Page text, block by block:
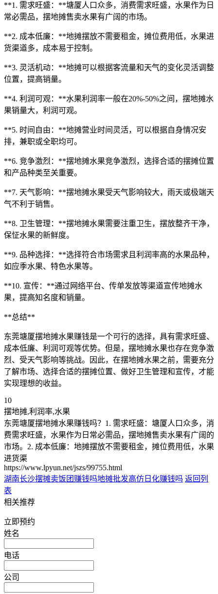
**1. 需求旺盛：**塘厦人口众多，消费需求旺盛，水果作为日
常必需品，摆地摊售卖水果有广阔的市场。
**2. 成本低廉：**地摊摆放不需要租金，摊位费用低，水果进
货渠道多，成本易于控制。
**3. 灵活机动：**地摊可以根据客流量和天气的变化灵活调整
位置，提高销量。
**4. 利润可观：**水果利润率一般在20%-50%之间，摆地摊水
果销量大，利润可观。
**5. 时间自由：**地摊营业时间灵活，可以根据自身情况安
排，兼职或全职均可。
**6. 竞争激烈：**摆地摊水果竞争激烈，选择合适的摆摊位置
和产品种类至关重要。
**7. 天气影响：**摆地摊水果受天气影响较大，雨天或极端天
气不利于销售。
**8. 卫生管理：**摆地摊水果需要注重卫生，摆放整齐干净，
保怔水果的新鲜度。
**9. 品种选择：**选择符合市场需求且利润率高的水果品种，
如应季水果、特色水果等。
**10. 宣传：**通过网络平台、传单发放等渠道宣传地摊水
果，提高知名度和销量。
**总结**
东莞塘厦摆地摊水果赚钱是一个可行的选择，具有需求旺盛、
成本低廉、利润可观等优势。但是，摆地摊水果也存在竞争激
烈、受天气影响等挑战。因此，在摆地摊水果之前，需要充分
了解市场、选择合适的摆摊位置、做好卫生管理和宣传，才能
实现理想的收益。
10
摆地摊,利润率,水果
东莞塘厦摆地摊水果赚钱吗？1. 需求旺盛：塘厦人口众多，消
费需求旺盛，水果作为日常必需品，摆地摊售卖水果有广阔的
市场。2. 成本低廉：地摊摆放不需要租金，摊位费用低，水果
进货渠
https://www.lpyun.net/jszs/99755.html
湖南长沙摆摊卖饭团赚钱吗地摊批发高仿日化赚钱吗 返回列
表
相关推荐
立即预约
姓名
电话
公司